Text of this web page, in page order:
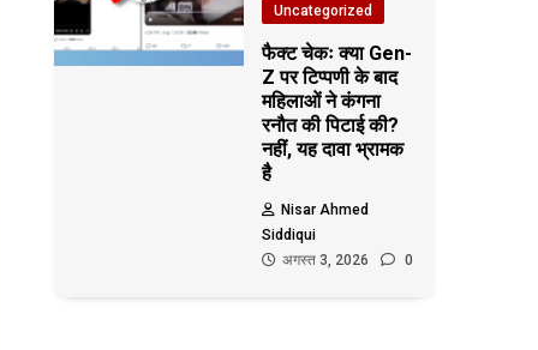
Uncategorized
फैक्ट चेकः क्या Gen-
Z पर टिप्पणी के बाद
महिलाओं ने कंगना
रनौत की पिटाई की?
नहीं, यह दावा भ्रामक
है
Nisar Ahmed
Siddiqui
अगस्त 3, 2026
0